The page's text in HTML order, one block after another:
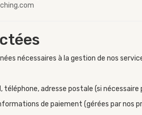
nécessaires à la gestion de nos
téléphone, adresse postale (si nécessaire
de paiement (gérées par nos